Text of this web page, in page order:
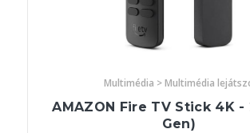
Multimédia > Multimédia
AMAZON Fire TV Stick 4K -
Gen)